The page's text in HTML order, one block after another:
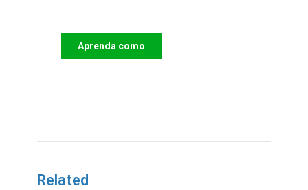
Aprenda como
Related